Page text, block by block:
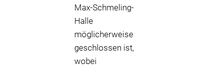
Max-Schmeling-
Halle
möglicherweise
geschlossen ist,
wobei